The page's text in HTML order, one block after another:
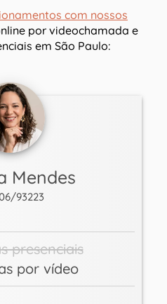
com nossos
por videochamada e
em São Paulo:
Mendes
93223
presenciais
por vídeo